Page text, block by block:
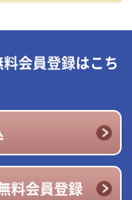
会員登録はこち
料会員登録